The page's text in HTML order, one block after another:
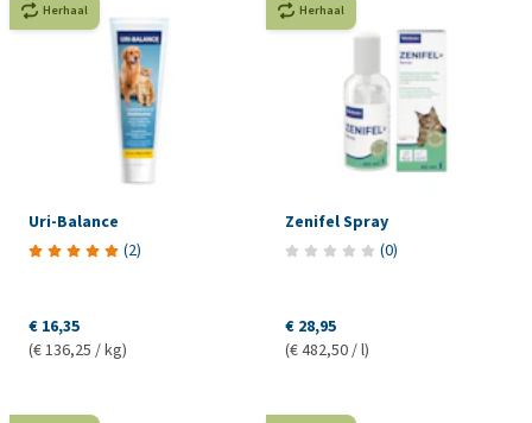
Herhaal
Uri-Balance
(2)
€ 16,35
(€ 136,25 / kg)
Herhaal
Zenifel Spray
(0)
€ 28,95
(€ 482,50 / l)